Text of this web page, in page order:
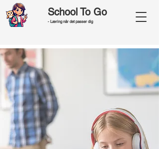
School To Go
- Læring når det passer dig